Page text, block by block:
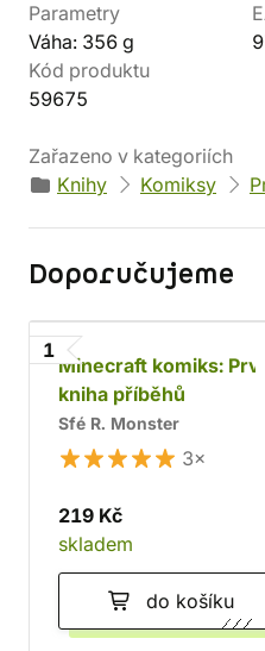
Parametry
Váha: 356 g
Kód produktu
59675
Zařazeno v kategoriích
Knihy
Komiksy
Doporučujeme
1
Minecraft komiks:
kniha příběhů
Sfé R. Monster
3×
219 Kč
skladem
do košíku